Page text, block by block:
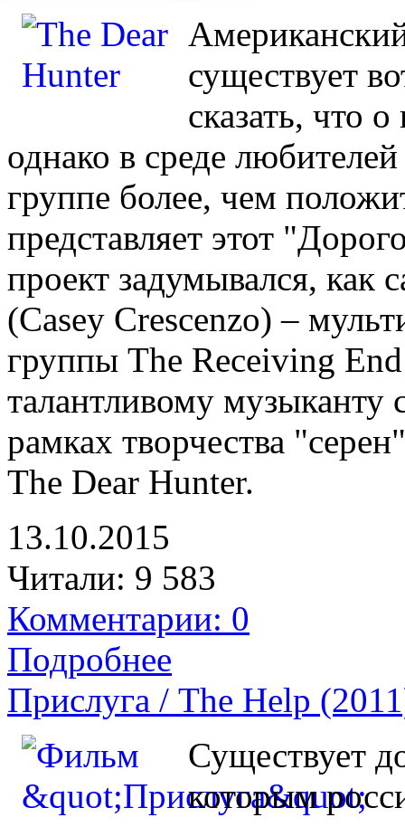
существует
сказать, что
однако в среде
группе более, чем
представляет этот
проект задумывался, как
(Casey Crescenzo) –
группы The Receiving
талантливому музыканту
рамках творчества
The Dear Hunter.
13.10.2015
Читали: 9 583
Комментарии: 0
Подробнее
Прислуга / The Help
Существует
которым